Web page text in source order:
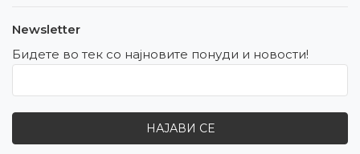
Newsletter
Бидете во тек со најновите понуди и новости!
НАЈАВИ СЕ